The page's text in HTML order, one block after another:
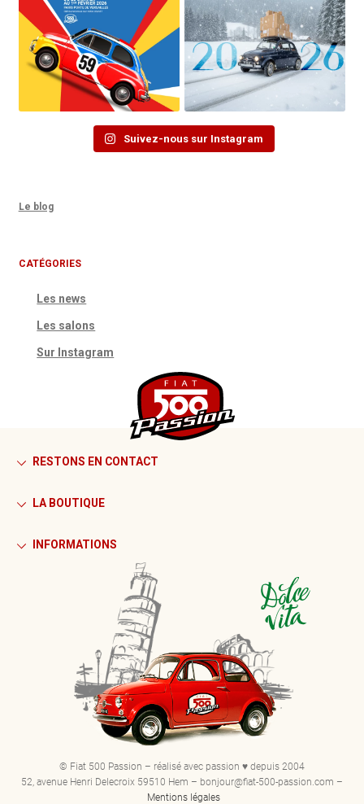
Suivez-nous sur Instagram
Le blog
CATÉGORIES
Les news
Les salons
Sur Instagram
RESTONS EN CONTACT
LA BOUTIQUE
INFORMATIONS
© Fiat 500 Passion – réalisé avec passion ♥ depuis 2004
52, avenue Henri Delecroix 59510 Hem – bonjour@fiat-500-passion.com –
Mentions légales